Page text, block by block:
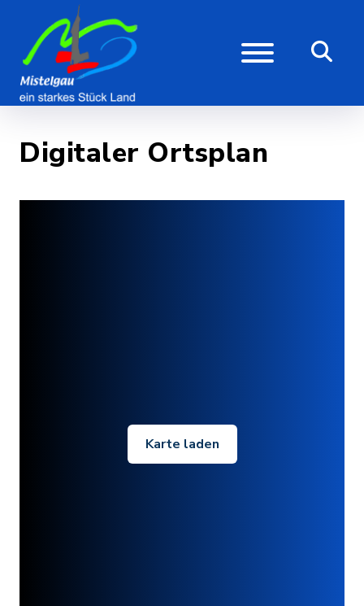
Digitaler Ortsplan
Karte laden